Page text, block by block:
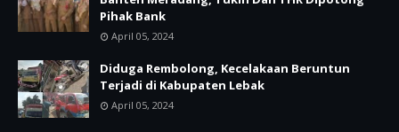
Pihak Bank
April 05, 2024
Diduga Rembolong, Kecelakaan Beruntun
Terjadi di Kabupaten Lebak
April 05, 2024